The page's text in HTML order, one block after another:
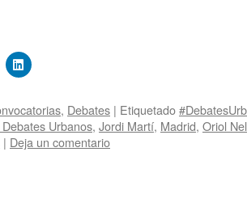
, Debates | Etiquetado
Urbanos, Jordi Martí, Madrid, Oriol
| Deja un comentario